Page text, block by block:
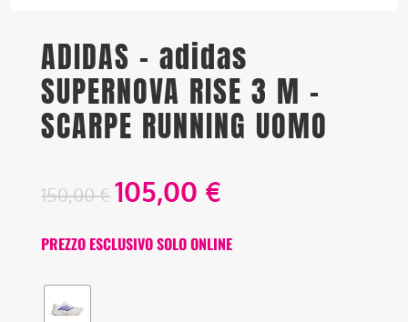
ADIDAS – adidas
SUPERNOVA RISE 3 M –
SCARPE RUNNING UOMO
150,00€ 105,00 €
PREZZO ESCLUSIVO SOLO ONLINE